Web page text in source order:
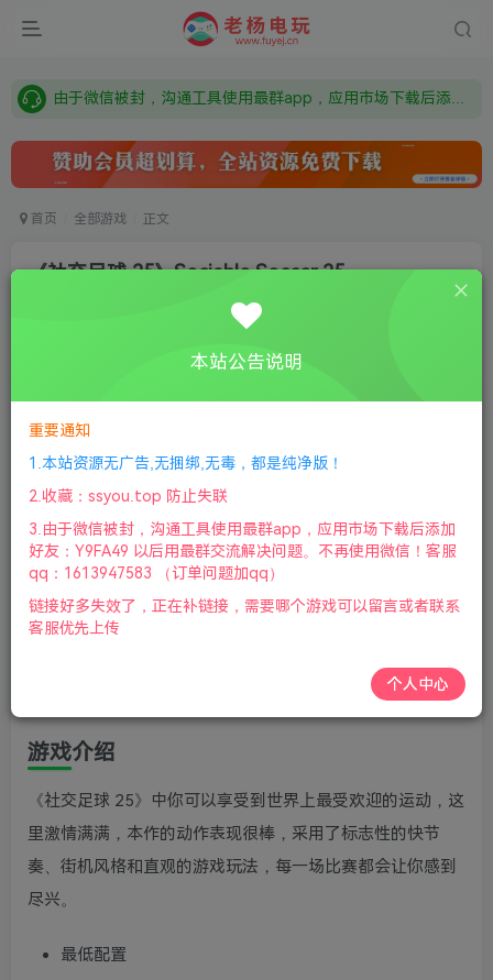
需要什么游戏请联系客服，若链接失效请联系客服，百度网盘边上的激活码也是解压密码
由于微信被封，沟通工具使用最群app，应用市场下载后添加好友：Y9FA49 以后用最群交流解决问题。不再使用微信！
首页 全部游戏 正文
《社交足球 25》Sociable Soccer 25
①下载安装教程 ②下载安装视频教程 ③ 游戏运行
版本：中文版|容量2GB|官方简体中文|2024年11月15号更
新
激活码 321889
度盘https://pan.baidu.com/s/1ce4Qp3azTh5TdDkw-
游戏介绍
《社交足球 25》中你可以享受到世界上最受欢迎的运动，这
里激情满满，本作的动作表现很棒，采用了标志性的快节
奏、街机风格和直观的游戏玩法，每一场比赛都会让你感到
尽兴。
最低配置
本站公告说明
重要通知
1.本站资源无广告,无捆绑,无毒，都是纯净版！
2.收藏：ssyou.top 防止失联
3.由于微信被封，沟通工具使用最群app，应用市场下载后添加
好友：Y9FA49 以后用最群交流解决问题。不再使用微信！客服
qq：1613947583 （订单问题加qq）
链接好多失效了，正在补链接，需要哪个游戏可以留言或者联系
客服优先上传
个人中心